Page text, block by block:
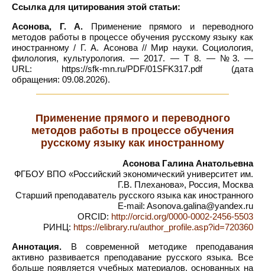
Ссылка для цитирования этой статьи:
Асонова, Г. А. Применение прямого и переводного
методов работы в процессе обучения русскому языку как
иностранному / Г. А. Асонова // Мир науки. Социология,
филология, культурология. — 2017. — Т 8. — №3. —
URL: https://sfk-mn.ru/PDF/01SFK317.pdf (дата
обращения: 09.08.2026).
Применение прямого и переводного
методов работы в процессе обучения
русскому языку как иностранному
Асонова Галина Анатольевна
ФГБОУ ВПО «Российский экономический университет им.
Г.В. Плеханова», Россия, Москва
Старший преподаватель русского языка как иностранного
E-mail: Asonova.galina@yandex.ru
ORCID: http://orcid.org/0000-0002-2456-5503
РИНЦ: https://elibrary.ru/author_profile.asp?id=720360
Аннотация. В современной методике преподавания
активно развивается преподавание русского языка. Все
больше появляется учебных материалов, основанных на